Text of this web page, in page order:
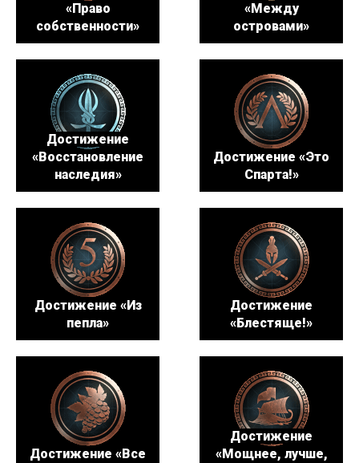
«Право
собственности»
«Между
островами»
Достижение
«Восстановление
наследия»
Достижение «Это
Спарта!»
Достижение «Из
пепла»
Достижение
«Блестяще!»
Достижение «Все
Достижение
«Мощнее, лучше,